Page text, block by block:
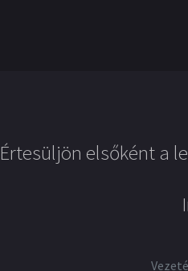
Értesüljön elsőként a